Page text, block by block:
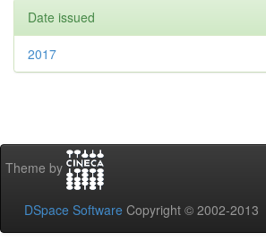
Date issued
2017
Theme by
DSpace Software Copyright © 2002-2013